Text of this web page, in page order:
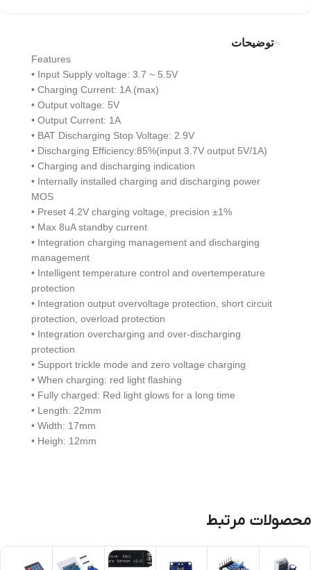
توضیحات
Features
• Input Supply voltage: 3.7 ~ 5.5V
• Charging Current: 1A (max)
• Output voltage: 5V
• Output Current: 1A
• BAT Discharging Stop Voltage: 2.9V
• Discharging Efficiency:85%(input 3.7V output 5V/1A)
• Charging and discharging indication
• Internally installed charging and discharging power
MOS
• Preset 4.2V charging voltage, precision ±1%
• Max 8uA standby current
• Integration charging management and discharging
management
• Intelligent temperature control and overtemperature
protection
• Integration output overvoltage protection, short circuit
protection, overload protection
• Integration overcharging and over-discharging
protection
• Support trickle mode and zero voltage charging
• When charging: red light flashing
• Fully charged: Red light glows for a long time
• Length: 22mm
• Width: 17mm
• Heigh: 12mm
محصولات مرتبط